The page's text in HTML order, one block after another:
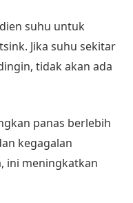
suhu untuk
Jika suhu sekitar
tidak akan ada
panas berlebih
kegagalan
ini meningkatkan